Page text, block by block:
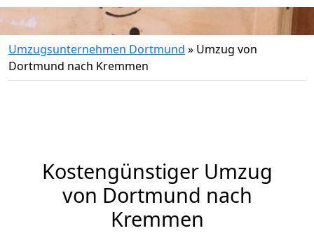
Umzugsunternehmen Dortmund » Umzug von
Dortmund nach Kremmen
Kostengünstiger Umzug
von Dortmund nach
Kremmen